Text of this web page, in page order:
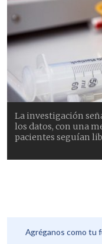
La investigación
los datos, con una
pacientes seguían
Agréganos como tu